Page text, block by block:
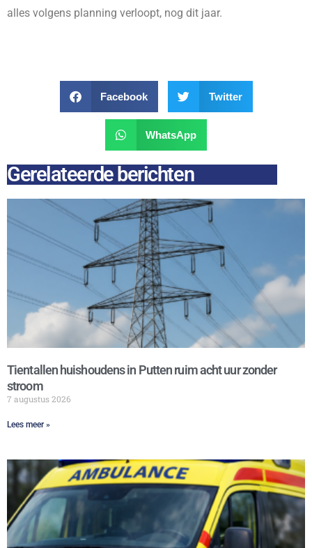
alles volgens planning verloopt, nog dit jaar.
Facebook Twitter
WhatsApp
Gerelateerde berichten
Tientallen huishoudens in Putten ruim acht uur zonder
stroom
7 augustus 2026
Lees meer »